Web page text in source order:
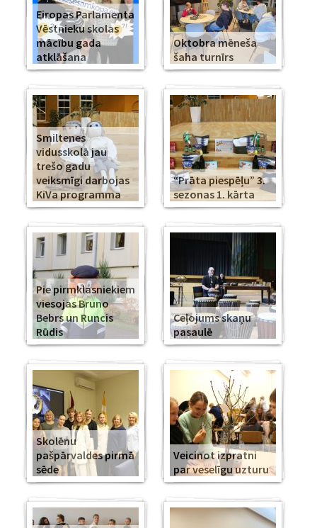
Eiropas Parlamenta
Vēstnieku skolas
mācību gada
atklāšana
Oktobra mēneša
šaha turnīrs
Smiltenes
vidusskolā jau
trešo gadu
veiksmīgi darbojas
KiVa programma
“Prāta piespēļu” 3.
sezonas 1. kārta
Pie pirmklasniekiem
viesojas Bruno
Bebrs un Runcis
Rūdis
Ceļojums skaņu
pasaulē
Skolēnu
pašpārvaldes pirmā
sēde
Veicinot izpratni
par veselīgu uzturu